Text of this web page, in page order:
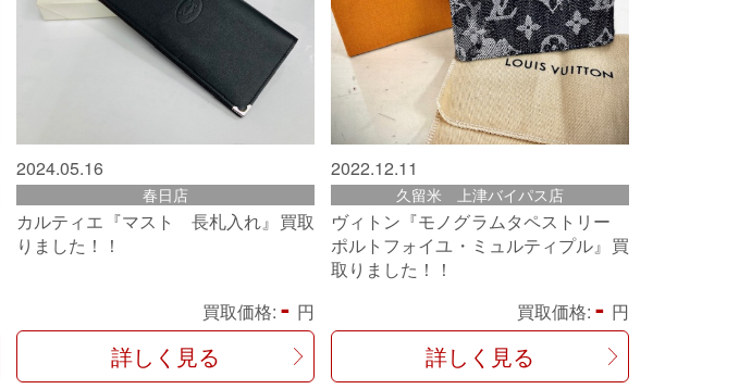
2024.05.16
春日店
カルティエ『マスト 長札入れ』買取
りました！！
買取価格: - 円
詳しく見る
2022.12.11
久留米 上津バイパス店
ヴィトン『モノグラムタペストリー
ポルトフォイユ・ミュルティプル』買
取りました！！
買取価格: - 円
詳しく見る